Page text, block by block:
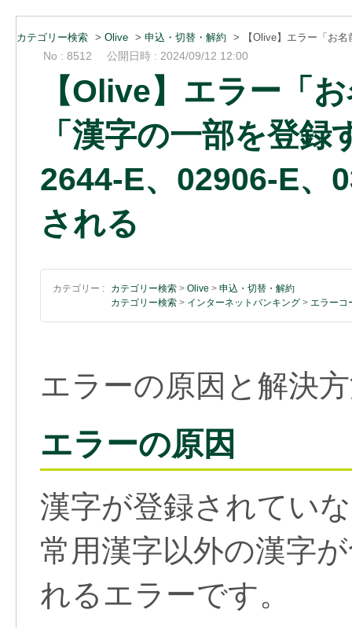
カテゴリー検索 > Olive > 申込・切替・解約 > 【Olive】エラー「お
No : 8512 公開日時 : 2024/09/12 12:00
【Olive】エラー「
「漢字の一部を登
2644-E、02906-E、
される
カテゴリー : カテゴリー検索 > Olive > 申込・切替・解約
カテゴリー検索 > インターネットバンキング > エラーコ
エラーの原因と解決
エラーの原因
漢字が登録されてい
常用漢字以外の漢字
れるエラーです。